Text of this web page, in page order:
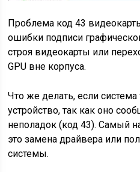
Проблема код 43
ошибки подписи
строя видеокарты или
GPU вне корпуса.
Что же делать, если
устройство, так как оно
неполадок (код 43). Самый
это замена драйвера или
системы.